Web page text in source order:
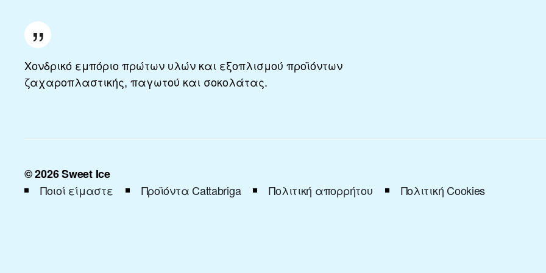
Χονδρικό εμπόριο πρώτων υλών και εξοπλισμού προϊόντων
ζαχαροπλαστικής, παγωτού και σοκολάτας.
© 2026Sweet Ice
Ποιοί είμαστε
Προϊόντα Cattabriga Πολιτική απορρήτου Πολιτική Cookies